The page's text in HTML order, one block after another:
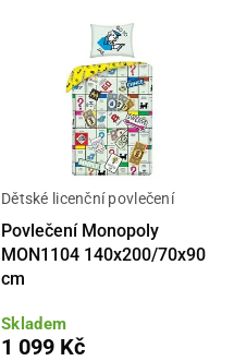
Dětské licenční povlečení
Povlečení Monopoly
MON1104 140x200/70x90
cm
Skladem
1 099 Kč